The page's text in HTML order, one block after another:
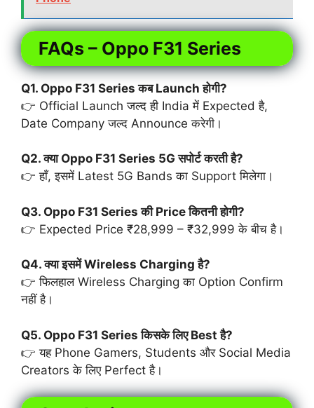
FAQs – Oppo F31 Series
Q1. Oppo F31 Series कब Launch होगी?
👉 Official Launch जल्द ही India में Expected है,
Date Company जल्द Announce करेगी।
Q2. क्या Oppo F31 Series 5G सपोर्ट करती है?
👉 हाँ, इसमें Latest 5G Bands का Support मिलेगा।
Q3. Oppo F31 Series की Price कितनी होगी?
👉 Expected Price ₹28,999 – ₹32,999 के बीच है।
Q4. क्या इसमें Wireless Charging है?
👉 फिलहाल Wireless Charging का Option Confirm
नहीं है।
Q5. Oppo F31 Series किसके लिए Best है?
👉 यह Phone Gamers, Students और Social Media
Creators के लिए Perfect है।